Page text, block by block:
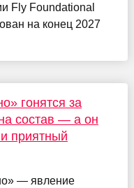
Fly Foundational
на конец 2027
гонятся за
состав — а он
приятный
— явление